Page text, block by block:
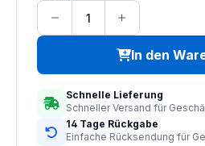
In den
Schnelle Lieferung
Schneller Versand für
14 Tage Rückgabe
Einfache Rücksendung für